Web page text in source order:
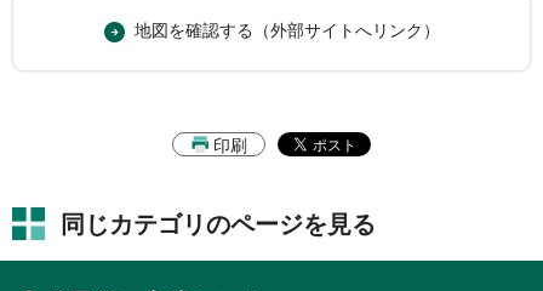
地図を確認する（外部サイトへリンク）
印刷
同じカテゴリのページを見る